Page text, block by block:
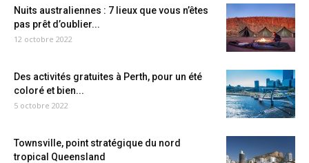
Nuits australiennes : 7 lieux que vous n’êtes
pas prêt d’oublier...
12 octobre 2022
Des activités gratuites à Perth, pour un été
coloré et bien...
5 octobre 2022
Townsville, point stratégique du nord
tropical Queensland